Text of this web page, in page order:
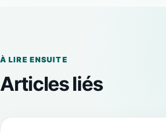
À LIRE ENSUITE
Articles liés